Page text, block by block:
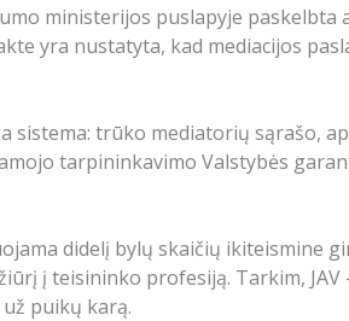
ministerijos puslapyje paskelbta
yra nustatyta, kad mediacijos
trūko mediatorių sąrašo,
tarpininkavimo Valstybės
didelį bylų skaičių ikiteismine
į teisininko profesiją. Tarkim, JAV
puikų karą.